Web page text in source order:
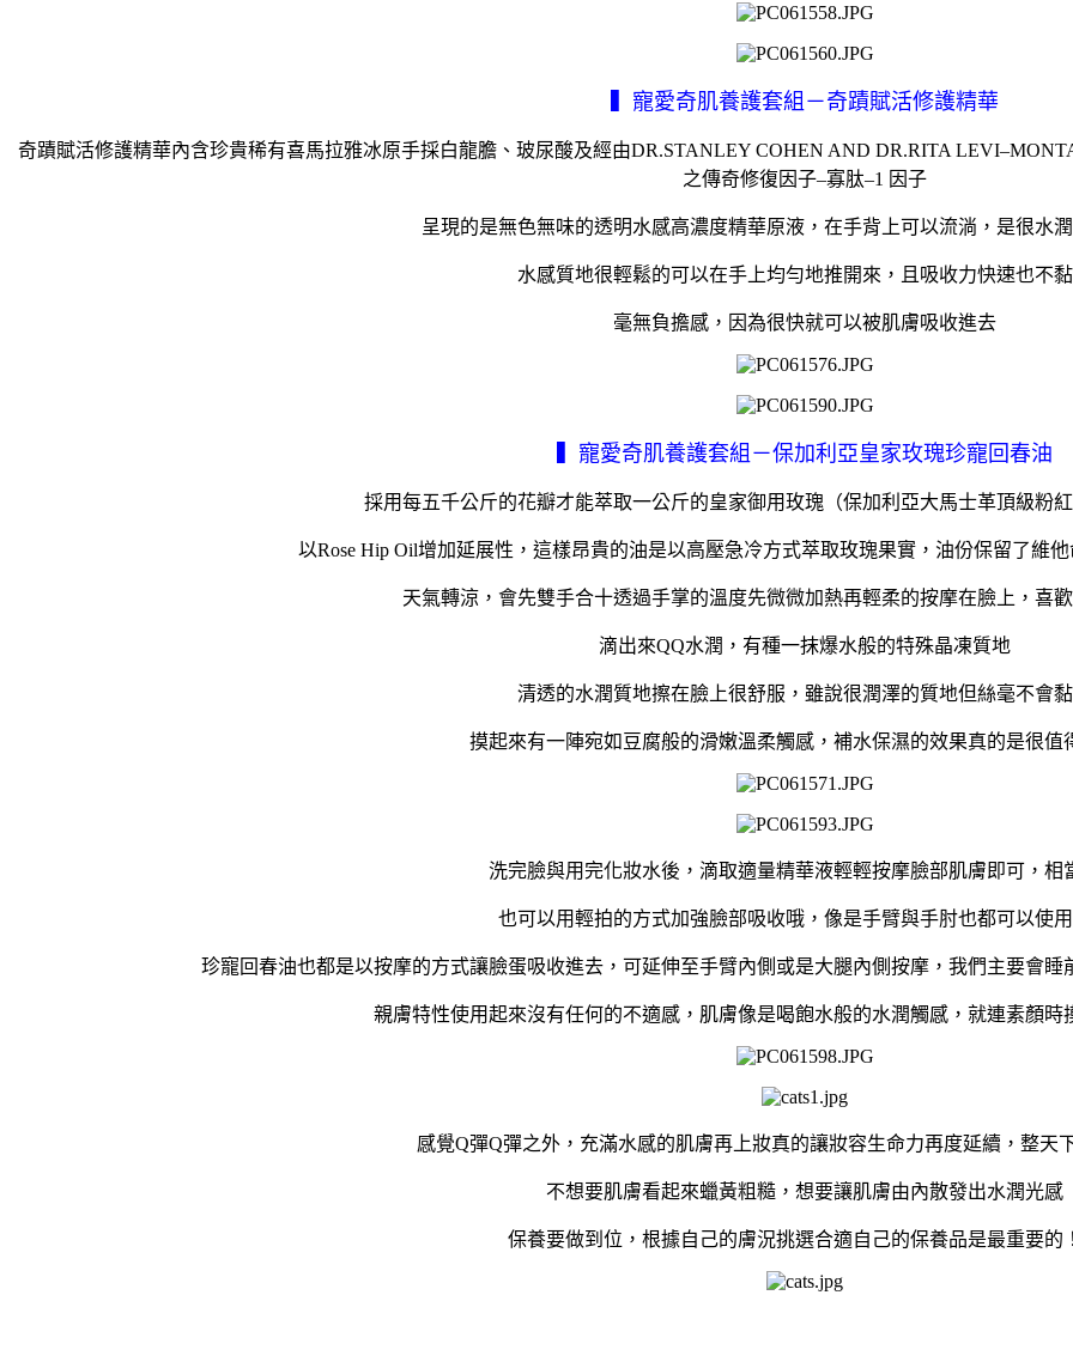
▍寵愛奇肌養護套組－奇蹟賦活修護精華
奇蹟賦活修護精華內含珍貴稀有喜馬拉雅冰原手採白龍膽、玻尿酸及經由DR.STANLEY COHEN AND DR.RITA
之傳奇修復因子–寡肽–1 因子
呈現的是無色無味的透明水感高濃度精華原液，在手背上可以流淌，是很水
水感質地很輕鬆的可以在手上均勻地推開來，且吸收力快速也不
毫無負擔感，因為很快就可以被肌膚吸收進去
▍寵愛奇肌養護套組－保加利亞皇家玫瑰珍寵回春油
採用每五千公斤的花瓣才能萃取一公斤的皇家御用玫瑰（保加利亞大馬士革頂級粉
以Rose Hip Oil增加延展性，這樣昂貴的油是以高壓急冷方式萃取玫瑰果實，油份保留了維
天氣轉涼，會先雙手合十透過手掌的溫度先微微加熱再輕柔的按摩在臉上，喜
滴出來QQ水潤，有種一抹爆水般的特殊晶凍質地
清透的水潤質地擦在臉上很舒服，雖說很潤澤的質地但絲毫不會
摸起來有一陣宛如豆腐般的滑嫩溫柔觸感，補水保濕的效果真的是很值
洗完臉與用完化妝水後，滴取適量精華液輕輕按摩臉部肌膚即可，相
也可以用輕拍的方式加強臉部吸收哦，像是手臂與手肘也都可以使
珍寵回春油也都是以按摩的方式讓臉蛋吸收進去，可延伸至手臂內側或是大腿內側按摩，我們主要會
親膚特性使用起來沒有任何的不適感，肌膚像是喝飽水般的水潤觸感，就連素顏時
感覺Q彈Q彈之外，充滿水感的肌膚再上妝真的讓妝容生命力再度延續，整天
不想要肌膚看起來蠟黃粗糙，想要讓肌膚由內散發出水潤光感
保養要做到位，根據自己的膚況挑選合適自己的保養品是最重要的